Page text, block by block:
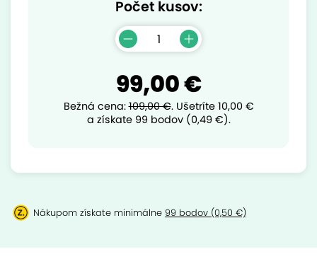
Počet kusov:
99,00 €
Bežná cena:109,00 €. Ušetríte 10,00 €
a získate 99 bodov (0,49 €).
Nákupom získate minimálne 99 bodov (0,50 €)